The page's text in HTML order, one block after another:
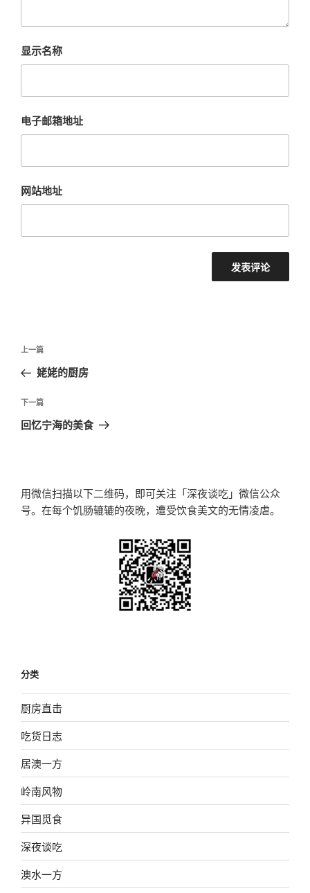
显示名称
电子邮箱地址
网站地址
文
导
航
上
一
文
章
上一篇
姥姥的厨房
下
一
下一篇
回忆宁海的美食
用微信扫描以下二维码，即可关注「深夜谈吃」微信公众
号。在每个饥肠辘辘的夜晚，遭受饮食美文的无情凌虐。
分类
厨房直击
吃货日志
居澳一方
岭南风物
异国觅食
深夜谈吃
澳水一方